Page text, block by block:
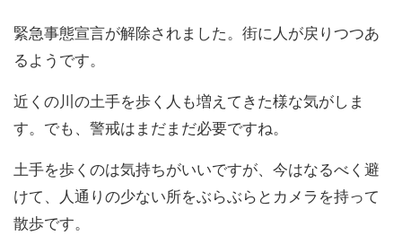
緊急事態宣言が解除されました。街に人が戻りつつあ
るようです。
近くの川の土手を歩く人も増えてきた様な気がしま
す。でも、警戒はまだまだ必要ですね。
土手を歩くのは気持ちがいいですが、今はなるべく避
けて、人通りの少ない所をぶらぶらとカメラを持って
散歩です。